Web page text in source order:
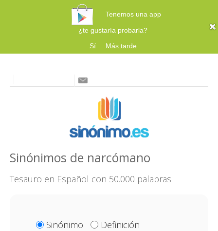
Tenemos una app
¿te gustaría probarla?
Sí
Más tarde
Sinónimos de narcómano
Tesauro en Español con 50.000 palabras
Sinónimo
Definición